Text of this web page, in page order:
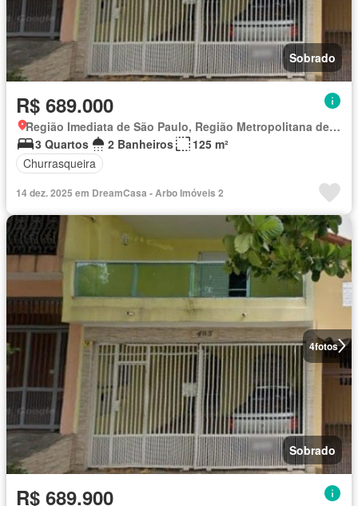
Sobrado
R$ 689.000
Região Imediata de São Paulo, Região Metropolitana de São Paulo
3 Quartos
2 Banheiros
125 m²
Churrasqueira
14 dez. 2025 em DreamCasa - Arbo Imóveis 2
4fotos
Sobrado
R$ 689.900